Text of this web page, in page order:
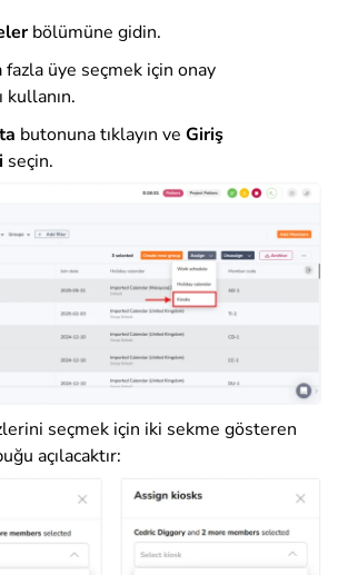
bölümüne gidin.
fazla üye seçmek için onay
kullanın.
butonuna tıklayın ve Giriş
seçin.
seçmek için iki sekme gösteren
açılacaktır: